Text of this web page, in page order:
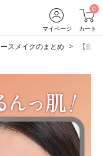
マイページ
0
カート
スメイクのまとめ 【動